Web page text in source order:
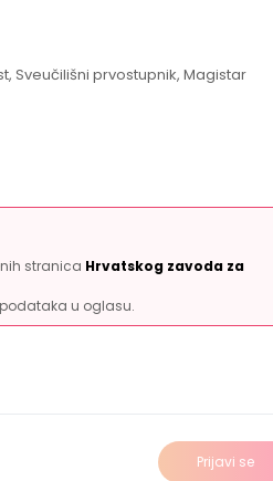
Sveučilišni prvostupnik, Magistar
stranica Hrvatskog zavoda za
u oglasu.
Prijavi se